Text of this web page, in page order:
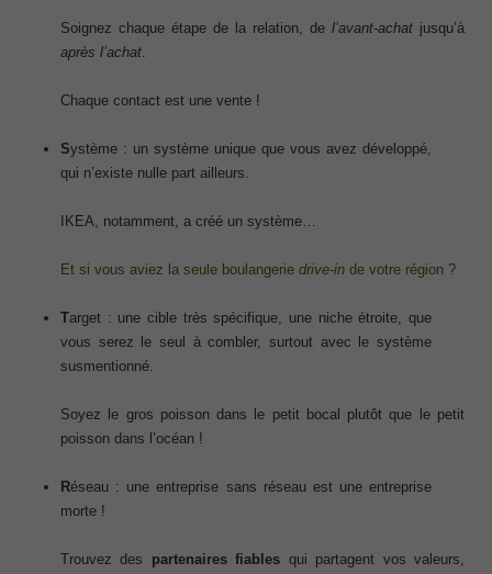
Soignez chaque étape de la relation, de l’avant-achat jusqu’à
après l’achat.
Chaque contact est une vente !
Système : un système unique que vous avez développé,
qui n’existe nulle part ailleurs.
IKEA, notamment, a créé un système…
Et si vous aviez la seule boulangerie drive-in de votre région ?
Target : une cible très spécifique, une niche étroite, que
vous serez le seul à combler, surtout avec le système
susmentionné.
Soyez le gros poisson dans le petit bocal plutôt que le petit
poisson dans l’océan !
Réseau : une entreprise sans réseau est une entreprise
morte !
Trouvez des partenaires fiables qui partagent vos valeurs,